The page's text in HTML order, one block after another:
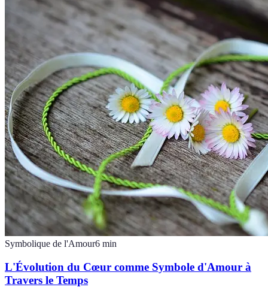
Symbolique de l'Amour6 min
L'Évolution du Cœur comme Symbole d'Amour à
Travers le Temps